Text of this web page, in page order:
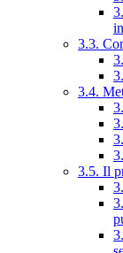
3.3.
3.4.
3.5. Il